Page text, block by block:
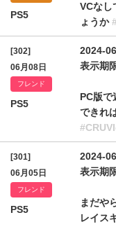
PS5
VCなし
ょうか
[302]
06月08日
フレンド
PS5
2024-
表示期
PC版で
できれ
[301]
06月05日
フレンド
PS5
2024-
表示期
まだや
レイス